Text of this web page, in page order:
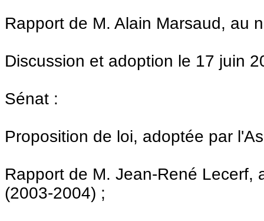
Rapport de M. Alain Marsaud, au
Discussion et adoption le 17 juin
Sénat :
Proposition de loi, adoptée par
Rapport de M. Jean-René Lecerf,
(2003-2004) ;